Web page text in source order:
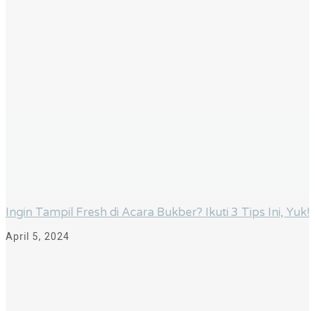
Ingin Tampil Fresh di Acara Bukber? Ikuti 3 Tips Ini, Yuk!
April 5, 2024